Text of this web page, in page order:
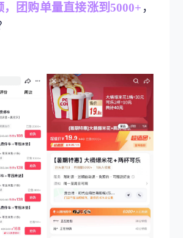
，团购单量直接涨到5000+ ，